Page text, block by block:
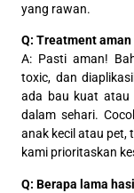
yang rawan.
Q: Treatment
A: Pasti aman!
toxic, dan
ada bau kuat atau
dalam sehari.
anak kecil atau pet,
kami prioritaskan
Q: Berapa lama